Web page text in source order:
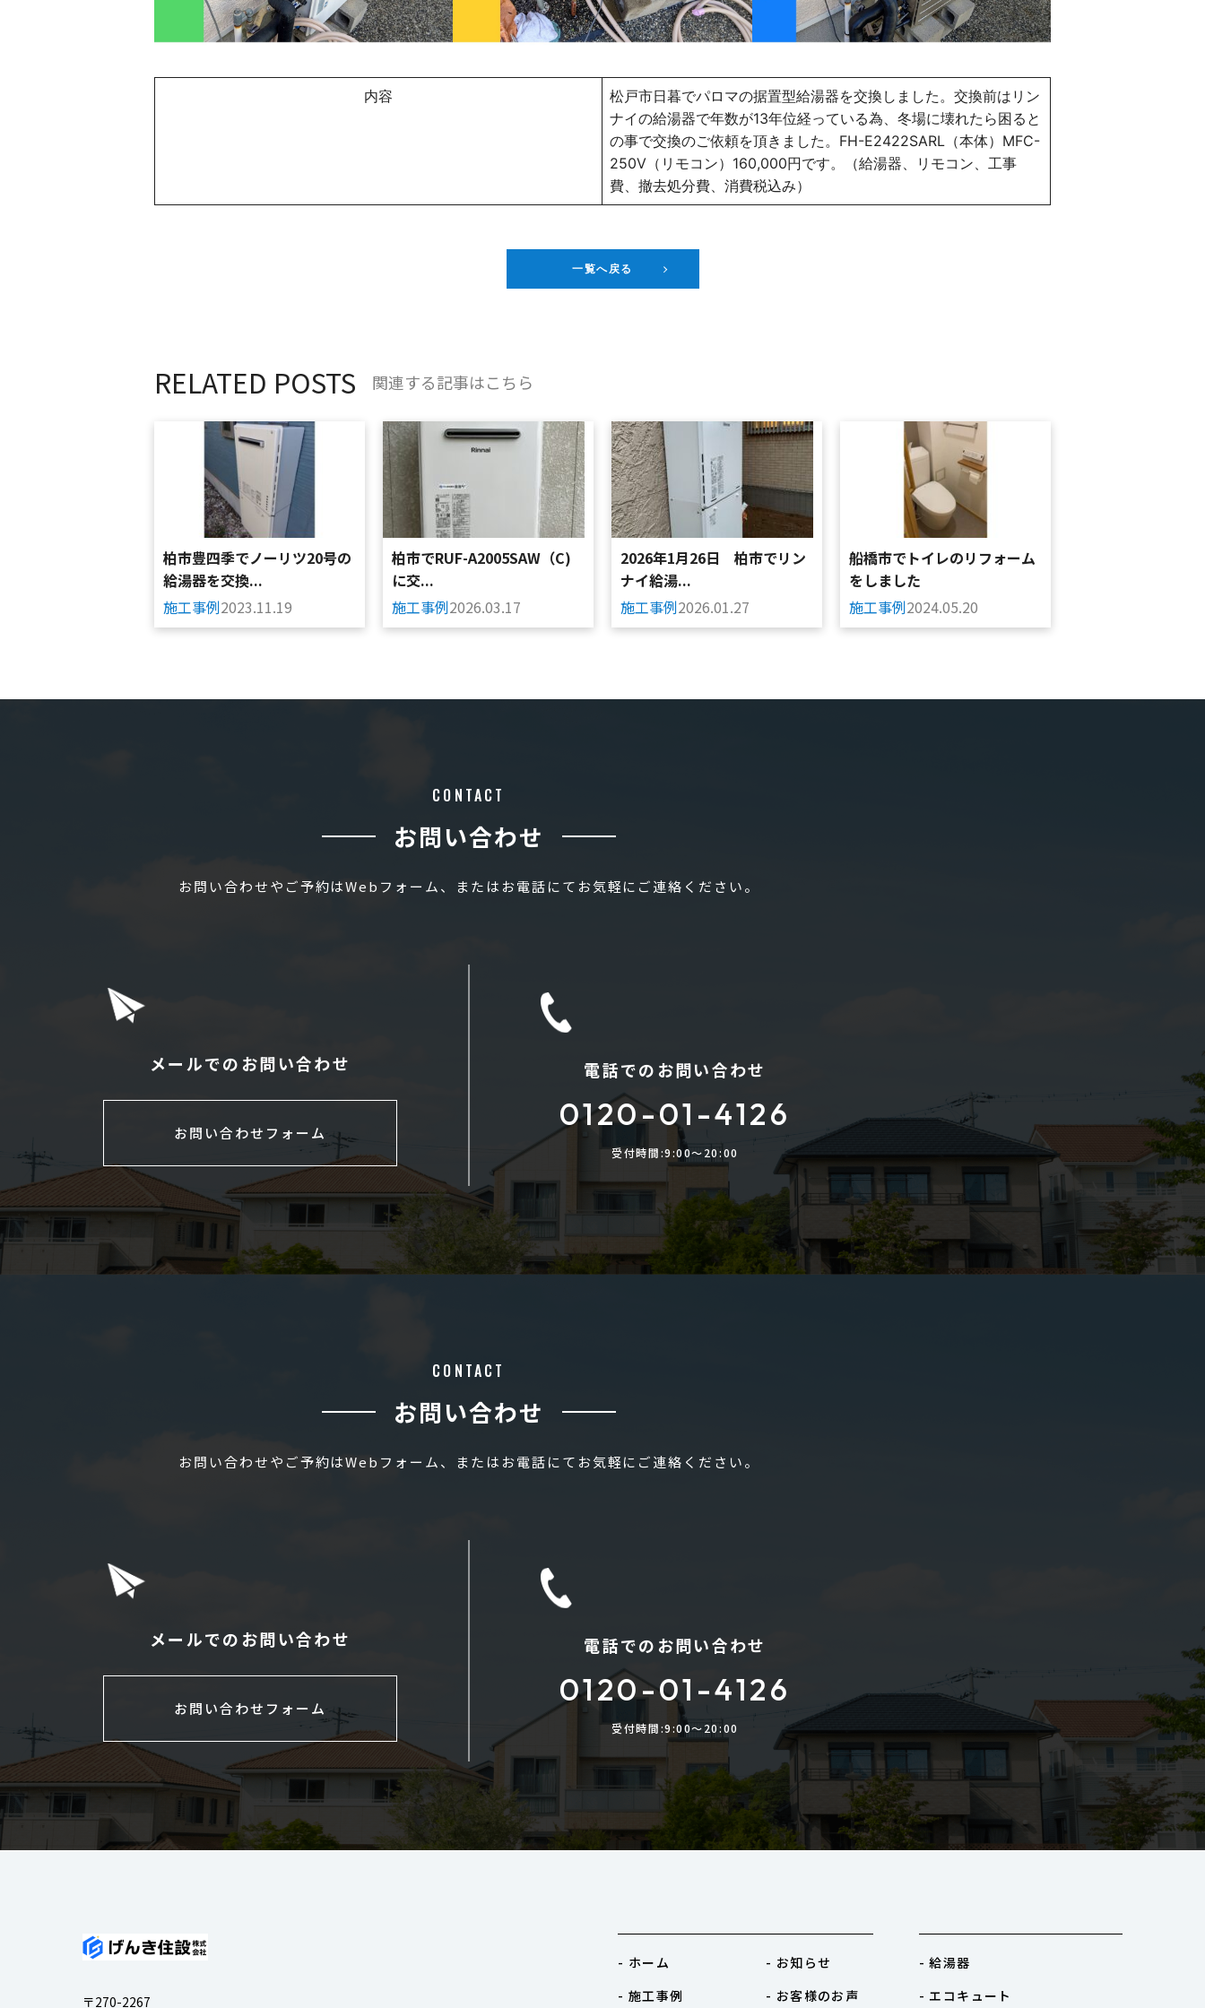
内容
松戸市日暮でパロマの据置型給湯器を交換しました。交換前はリン
ナイの給湯器で年数が13年位経っている為、冬場に壊れたら困ると
の事で交換のご依頼を頂きました。FH-E2422SARL（本体）MFC-
250V（リモコン）160,000円です。（給湯器、リモコン、工事
費、撤去処分費、消費税込み）
一覧へ戻る
RELATED POSTS 関連する記事はこちら
柏市豊四季でノーリツ20号の
給湯器を交換...
施工事例2023.11.19
柏市でRUF-A2005SAW（C)
に交...
施工事例2026.03.17
2026年1月26日 柏市でリン
ナイ給湯...
施工事例2026.01.27
船橋市でトイレのリフォーム
をしました
施工事例2024.05.20
CONTACT
お問い合わせ
お問い合わせやご予約はWebフォーム、またはお電話にてお気軽にご連絡ください。
メールでのお問い合わせ
お問い合わせフォーム
電話でのお問い合わせ
0120-01-4126
受付時間:9:00〜20:00
CONTACT
お問い合わせ
お問い合わせやご予約はWebフォーム、またはお電話にてお気軽にご連絡ください。
メールでのお問い合わせ
お問い合わせフォーム
電話でのお問い合わせ
0120-01-4126
受付時間:9:00〜20:00
〒270-2267
- ホーム
- 施工事例
- お知らせ
- お客様のお声
- 給湯器
- エコキュート